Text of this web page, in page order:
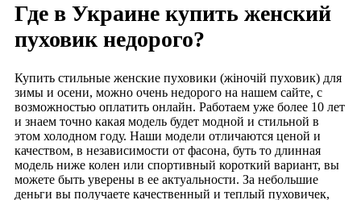
Где в Украине купить женский
пуховик недорого?
Купить стильные женские пуховики (жіночій пуховик) для
зимы и осени, можно очень недорого на нашем сайте, с
возможностью оплатить онлайн. Работаем уже более 10 лет
и знаем точно какая модель будет модной и стильной в
этом холодном году. Наши модели отличаются ценой и
качеством, в независимости от фасона, буть то длинная
модель ниже колен или спортивный короткий вариант, вы
можете быть уверены в ее актуальности. За небольшие
деньги вы получаете качественный и теплый пуховичек,